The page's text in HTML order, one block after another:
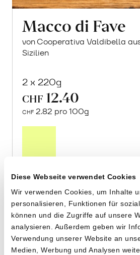
Diese Webseite verwendet Cookies
Wir verwenden Cookies, um Inhalte
personalisieren, Funktionen für
können und die Zugriffe auf unsere
analysieren. Außerdem geben wir
Verwendung unserer Website an
Medien, Werbung und Analysen
Macco di Fave
von Cooperativa Valdibella
Sizilien
2 x 220g
CHF 12.40
CHF 2.82 pro 100g